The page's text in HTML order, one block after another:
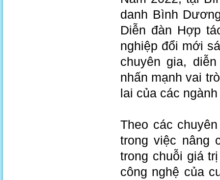
danh Bình
Diễn đàn Hợp
nghiệp đổi mới
chuyên gia,
nhấn mạnh vai
lai của các
Theo các
trong việc nâng
trong chuỗi giá
công nghệ của